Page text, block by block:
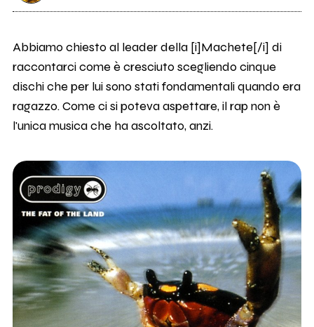
Abbiamo chiesto al leader della [i]Machete[/i] di
raccontarci come è cresciuto scegliendo cinque
dischi che per lui sono stati fondamentali quando era
ragazzo. Come ci si poteva aspettare, il rap non è
l'unica musica che ha ascoltato, anzi.